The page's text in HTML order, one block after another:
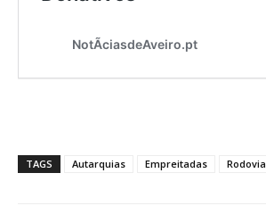
TAGS Autarquias Empreitadas